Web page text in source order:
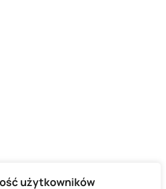
użytkowników